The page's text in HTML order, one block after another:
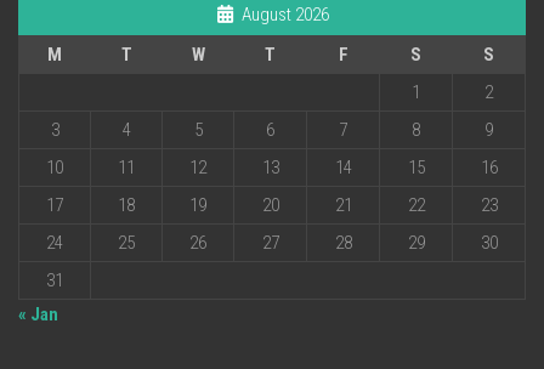
August 2026
M
T W T F S
S
1
2
3
4 5 6 7 8
9
10
11 12 13 14 15
16
17
18 19 20 21 22
23
24
25 26 27 28 29
30
31
« Jan